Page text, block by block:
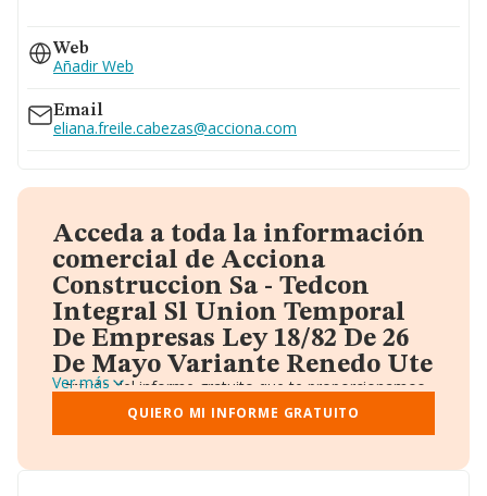
627...
Ver teléfono 627...
Web
Añadir Web
Email
eliana.freile.cabezas@acciona.com
Acceda a toda la información
comercial de Acciona
Construccion Sa - Tedcon
Integral Sl Union Temporal
De Empresas Ley 18/82 De 26
De Mayo Variante Renedo Ute
A través del informe gratuito que te proporcionamos
desde Einforma, donde vas a encontrar:
Datos identificativos: Denominación, CIF,
Teléfono, Domicilio.
Gráficos de Evolución Ventas y Empleados.
Ver más
QUIERO MI INFORME GRATUITO